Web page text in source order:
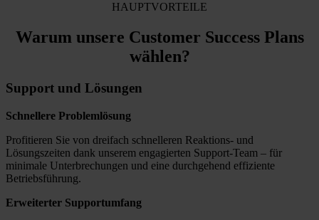
HAUPTVORTEILE
Warum unsere Customer Success Plans
wählen?
Support und Lösungen
Schnellere Problemlösung
Profitieren Sie von dreifach schnelleren Reaktions- und
Lösungszeiten dank unserem engagierten Support-Team – für
minimale Unterbrechungen und eine durchgehend effiziente
Betriebsführung.
Erweiterter Supportumfang